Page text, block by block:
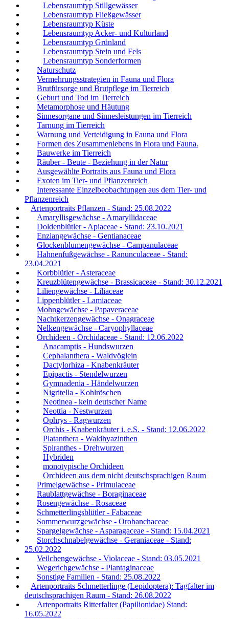
Lebensraumtyp Stillgewässer
Lebensraumtyp Fließgewässer
Lebensraumtyp Küste
Lebensraumtyp Acker- und Kulturland
Lebensraumtyp Grünland
Lebensraumtyp Stein und Fels
Lebensraumtyp Sonderformen
Naturschutz
Vermehrungsstrategien in Fauna und Flora
Brutfürsorge und Brutpflege im Tierreich
Geburt und Tod im Tierreich
Metamorphose und Häutung
Sinnesorgane und Sinnesleistungen im Tierreich
Tarnung im Tierreich
Warnung und Verteidigung in Fauna und Flora
Formen des Zusammenlebens in Flora und Fauna.
Bauwerke im Tierreich
Räuber - Beute - Beziehung in der Natur
Ausgewählte Portraits aus Fauna und Flora
Exoten im Tier- und Pflanzenreich
Interessante Einzelbeobachtungen aus dem Tier- und
Pflanzenreich
Artenportraits Pflanzen - Stand: 25.08.2022
Amaryllisgewächse - Amaryllidaceae
Doldenblütler - Apiaceae - Stand: 23.10.2021
Enziangewächse - Gentianaceae
Glockenblumengewächse - Campanulaceae
Hahnenfußgewächse - Ranunculaceae - Stand:
23.04.2021
Korbblütler - Asteraceae
Kreuzblütengewächse - Brassicaceae - Stand: 30.12.2021
Liliengewächse - Liliaceae
Lippenblütler - Lamiaceae
Mohngewächse - Papaveraceae
Nachtkerzengewächse - Onagraceae
Nelkengewächse - Caryophyllaceae
Orchideen - Orchidaceae - Stand: 12.06.2022
Anacamptis - Hundswurzen
Cephalanthera - Waldvöglein
Dactylorhiza - Knabenkräuter
Epipactis - Stendelwurzen
Gymnadenia - Händelwurzen
Nigritella - Kohlröschen
Neotinea - kein deutscher Name
Neottia - Nestwurzen
Ophrys - Ragwurzen
Orchis - Knabenkräuter i. e.S. - Stand: 12.06.2022
Platanthera - Waldhyazinthen
Spiranthes - Drehwurzen
Hybriden
monotypische Orchideen
Orchideen aus dem nicht deutschsprachigen Raum
Primelgewächse - Primulaceae
Raublattgewächse - Boraginaceae
Rosengewächse - Rosaceae
Schmetterlingsblütler - Fabaceae
Sommerwurzgewächse - Orobanchaceae
Spargelgewächse - Asparagaceae - Stand: 15.04.2021
Storchschnabelgewächse - Geraniaceae - Stand:
25.02.2022
Veilchengewächse - Violaceae - Stand: 03.05.2021
Wegerichgewächse - Plantaginaceae
Sonstige Familien - Stand: 25.08.2022
Artenportraits Schmetterlinge (Lepidoptera): Tagfalter im
deutschsprachigen Raum - Stand: 26.08.2022
Artenportraits Ritterfalter (Papilionidae) Stand:
16.05.2022